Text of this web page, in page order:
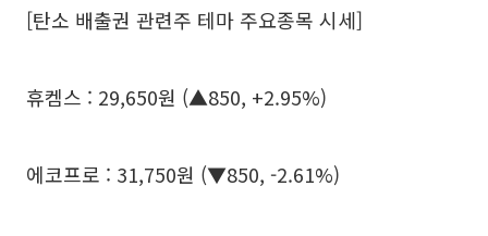
[탄소 배출권 관련주 테마 주요종목 시세]
휴켐스 : 29,650원 (▲850, +2.95%)
에코프로 : 31,750원 (▼850, -2.61%)